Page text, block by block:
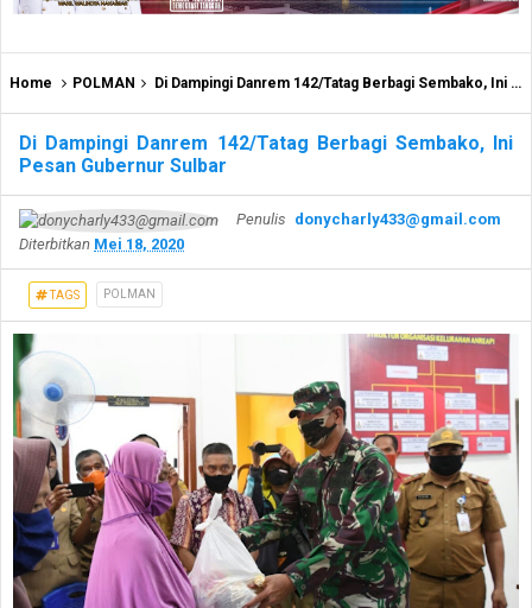
Home POLMAN Di Dampingi Danrem 142/Tatag Berbagi Sembako, Ini Pesan Gubernur Sulbar
Di Dampingi Danrem 142/Tatag Berbagi Sembako, Ini
Pesan Gubernur Sulbar
Penulis donycharly433@gmail.com
Diterbitkan Mei 18, 2020
TAGS POLMAN